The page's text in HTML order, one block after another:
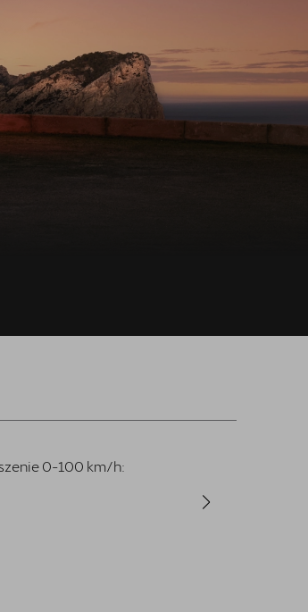
wizytę serwisową
z usług najlepszego serwis
w Polsce - CUPRA Studio
0-100 km/h: